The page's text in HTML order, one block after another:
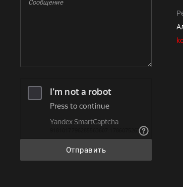
Отправить